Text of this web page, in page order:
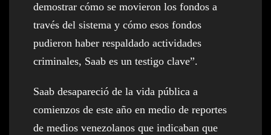
demostrar cómo se movieron los fondos a
través del sistema y cómo esos fondos
pudieron haber respaldado actividades
criminales, Saab es un testigo clave”.
Saab desapareció de la vida pública a
comienzos de este año en medio de reportes
de medios venezolanos que indicaban que